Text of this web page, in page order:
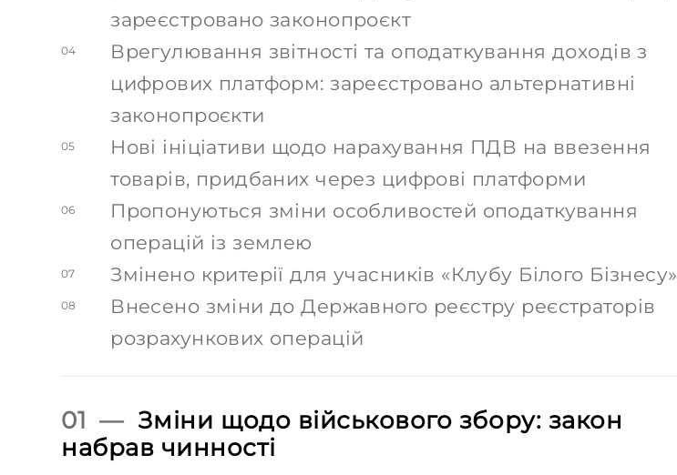
зареєстровано законопроєкт
04
Врегулювання звітності та оподаткування доходів з
цифрових платформ: зареєстровано альтернативні
законопроєкти
05
Нові ініціативи щодо нарахування ПДВ на ввезення
товарів, придбаних через цифрові платформи
06
Пропонуються зміни особливостей оподаткування
операцій із землею
07 Змінено критерії для учасників «Клубу Білого Бізнесу»
08
Внесено зміни до Державного реєстру реєстраторів
розрахункових операцій
01 — Зміни щодо військового збору: закон
набрав чинності